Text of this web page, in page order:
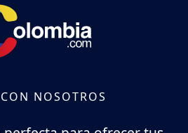
NOSOTROS